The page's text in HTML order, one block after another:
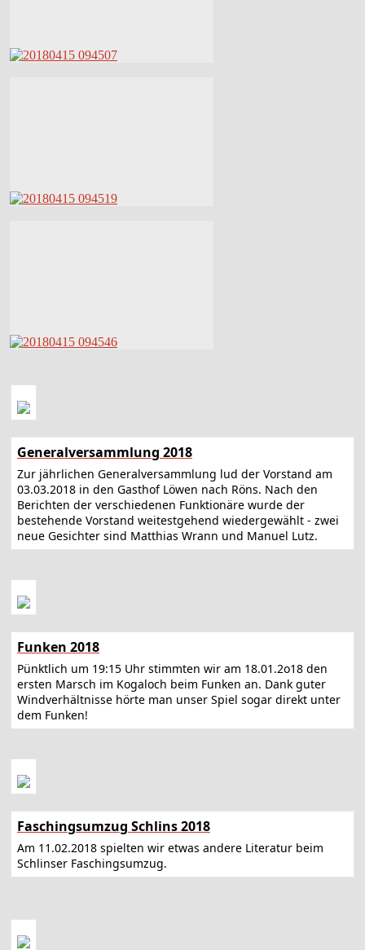
Generalversammlung 2018
Zur jährlichen Generalversammlung lud der Vorstand am
03.03.2018 in den Gasthof Löwen nach Röns. Nach den
Berichten der verschiedenen Funktionäre wurde der
bestehende Vorstand weitestgehend wiedergewählt - zwei
neue Gesichter sind Matthias Wrann und Manuel Lutz.
Funken 2018
Pünktlich um 19:15 Uhr stimmten wir am 18.01.2o18 den
ersten Marsch im Kogaloch beim Funken an. Dank guter
Windverhältnisse hörte man unser Spiel sogar direkt unter
dem Funken!
Faschingsumzug Schlins 2018
Am 11.02.2018 spielten wir etwas andere Literatur beim
Schlinser Faschingsumzug.